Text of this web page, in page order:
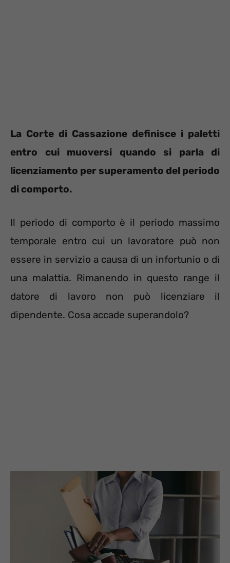
La Corte di Cassazione definisce i paletti
entro cui muoversi quando si parla di
licenziamento per superamento del periodo
di comporto.
Il periodo di comporto è il periodo massimo
temporale entro cui un lavoratore può non
essere in servizio a causa di un infortunio o di
una malattia. Rimanendo in questo range il
datore di lavoro non può licenziare il
dipendente. Cosa accade superandolo?